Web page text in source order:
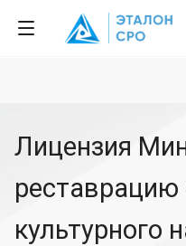
Лицензия
реставрацию
культурного